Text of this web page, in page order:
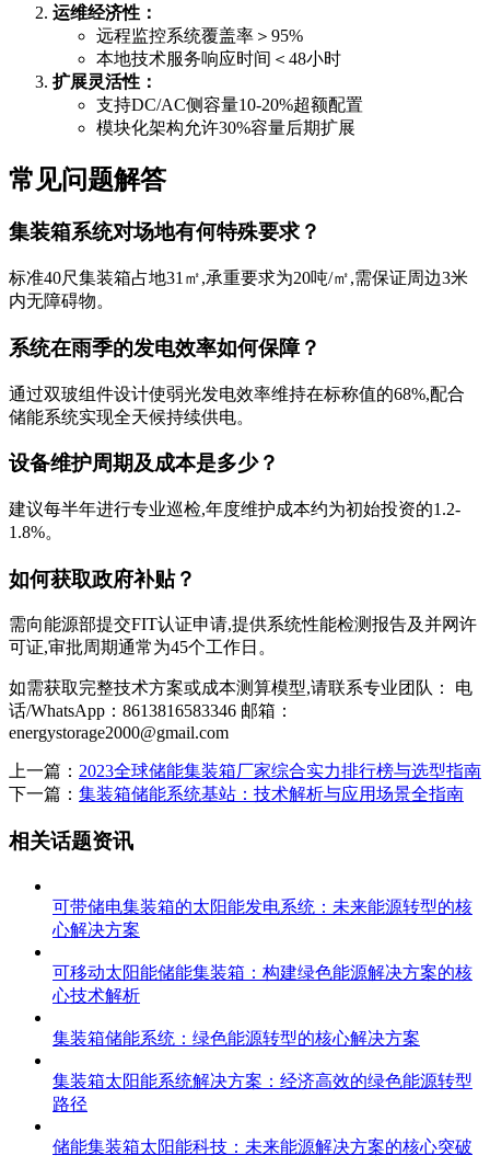
运维经济性：
远程监控系统覆盖率＞95%
本地技术服务响应时间＜48小时
扩展灵活性：
支持DC/AC侧容量10-20%超额配置
模块化架构允许30%容量后期扩展
常见问题解答
集装箱系统对场地有何特殊要求？
标准40尺集装箱占地31㎡,承重要求为20吨/㎡,需保证周边3米
内无障碍物。
系统在雨季的发电效率如何保障？
通过双玻组件设计使弱光发电效率维持在标称值的68%,配合
储能系统实现全天候持续供电。
设备维护周期及成本是多少？
建议每半年进行专业巡检,年度维护成本约为初始投资的1.2-
1.8%。
如何获取政府补贴？
需向能源部提交FIT认证申请,提供系统性能检测报告及并网许
可证,审批周期通常为45个工作日。
如需获取完整技术方案或成本测算模型,请联系专业团队： 电
话/WhatsApp：8613816583346 邮箱：
energystorage2000@gmail.com
上一篇： 2023全球储能集装箱厂家综合实力排行榜与选型指南
下一篇： 集装箱储能系统基站：技术解析与应用场景全指南
相关话题资讯
可带储电集装箱的太阳能发电系统：未来能源转型的核
心解决方案
可移动太阳能储能集装箱：构建绿色能源解决方案的核
心技术解析
集装箱储能系统：绿色能源转型的核心解决方案
集装箱太阳能系统解决方案：经济高效的绿色能源转型
路径
储能集装箱太阳能科技：未来能源解决方案的核心突破